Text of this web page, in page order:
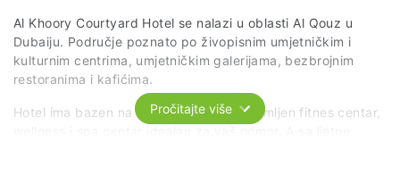
Al Khoory Courtyard Hotel se nalazi u oblasti Al Qouz u
Dubaiju. Područje poznato po živopisnim umjetničkim i
kulturnim centrima, umjetničkim galerijama, bezbrojnim
restoranima i kafićima.
Hotel ima bazen na krovu, potpuno opremljen fitnes centar,
Pročitajte više